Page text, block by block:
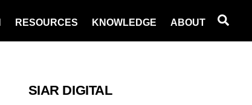
RESOURCES KNOWLEDGE ABOUT
SIAR DIGITAL